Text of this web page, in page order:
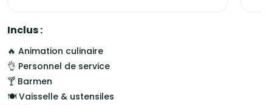
événements en un moment d'exception.
Etude et devis personnalisé sur demande.
Inclus :
🔥 Animation culinaire
👌 Personnel de service
🍸 Barmen
🍽️ Vaisselle & ustensiles